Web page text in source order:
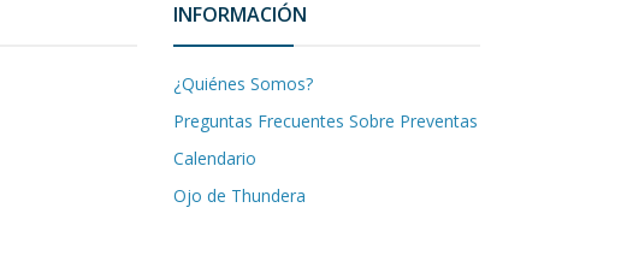
INFORMACIÓN
¿Quiénes Somos?
Preguntas Frecuentes Sobre Preventas
Calendario
Ojo de Thundera